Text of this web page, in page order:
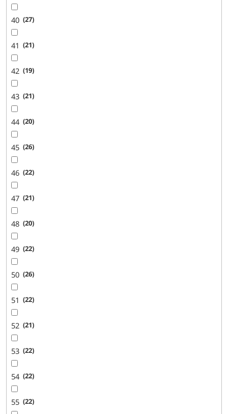
40 27
41 21
42 19
43 21
44 20
45 26
46 22
47 21
48 20
49 22
50 26
51 22
52 21
53 22
54 22
55 22